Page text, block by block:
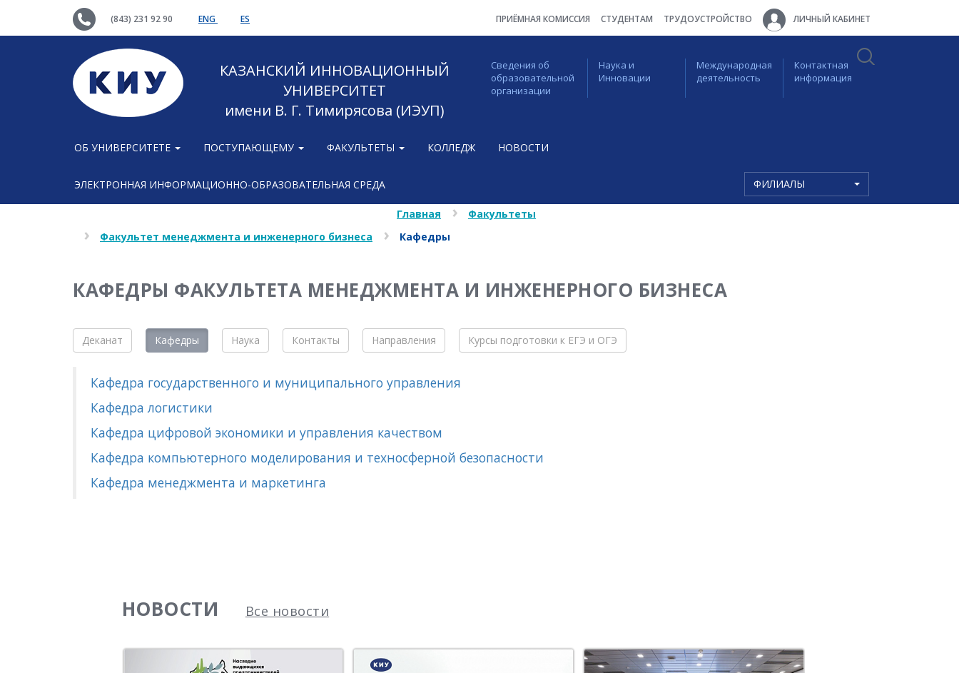
(843) 231 92 90 ENG ES ПРИЁМНАЯ КОМИССИЯ СТУДЕНТАМ ТРУДОУСТРОЙСТВО ЛИЧНЫЙ КАБИНЕТ
КАЗАНСКИЙ ИННОВАЦИОННЫЙ
УНИВЕРСИТЕТ
имени В. Г. Тимирясова (ИЭУП)
Сведения об
образовательной
организации
Наука и
Инновации
Международная
деятельность
Контактная
информация
ОБ УНИВЕРСИТЕТЕ ПОСТУПАЮЩЕМУ ФАКУЛЬТЕТЫ КОЛЛЕДЖ НОВОСТИ
ЭЛЕКТРОННАЯ ИНФОРМАЦИОННО-ОБРАЗОВАТЕЛЬНАЯ СРЕДА ФИЛИАЛЫ
Главная
Факультеты
Факультет менеджмента и инженерного бизнеса
Кафедры
КАФЕДРЫ ФАКУЛЬТЕТА МЕНЕДЖМЕНТА И ИНЖЕНЕРНОГО БИЗНЕСА
Деканат Кафедры Наука Контакты Направления Курсы подготовки к ЕГЭ и ОГЭ
Кафедра государственного и муниципального управления
Кафедра логистики
Кафедра цифровой экономики и управления качеством
Кафедра компьютерного моделирования и техносферной безопасности
Кафедра менеджмента и маркетинга
НОВОСТИ Все новости